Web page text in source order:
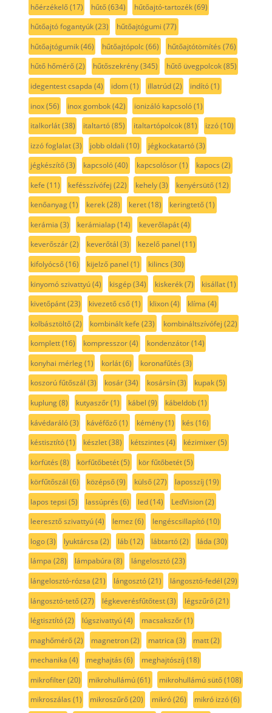
hőérzékelő(17) hűtő(634) hűtőajtó-tartozék(69)
hűtőajtó fogantyúk(23) hűtőajtógumi (77)
hűtőajtógumik(46) hűtőajtópolc(66) hűtőajtótömítés (76)
hűtő hőmérő(2) hűtőszekrény(345) hűtő üvegpolcok(85)
idegentest csapda (4) idom(1) illatrúd(2) indító(1)
inox(56) inox gombok(42) ionizáló kapcsoló(1)
italkorlát(38) italtartó(85) italtartópolcok(81) izzó(10)
izzó foglalat(3) jobb oldali (10) jégkockatartó(3)
jégkészítő(3) kapcsoló(40) kapcsolósor(1) kapocs (2)
kefe (11) kefésszívófej (22) kehely(3) kenyérsütő(12)
kenőanyag(1) kerek(28) keret(18) keringtető(1)
kerámia (3) kerámialap(14) keverőlapát(4)
keverőszár(2) keverőtál (3) kezelő panel (11)
kifolyócső(16) kijelző panel (1) kilincs (30)
kinyomó szivattyú(4) kisgép(34) kiskerék(7) kisállat(1)
kivetőpánt(23) kivezető cső(1) klixon(4) klíma (4)
kolbásztöltő(2) kombinált kefe (23) kombináltszívófej (22)
komplett(16) kompresszor(4) kondenzátor(14)
konyhai mérleg(1) korlát(6) koronafűtés (3)
koszorú fűtőszál (3) kosár(34) kosársín(3) kupak(5)
kuplung(8) kutyaszőr(1) kábel (9) kábeldob(1)
kávédaráló(3) kávéfőző(1) kémény(1) kés (16)
késtisztító(1) készlet(38) kétszintes (4) kézimixer(5)
körfütés (8) körfűtőbetét(5) kör fűtőbetét(5)
körfűtőszál (6) középső(9) külső(27) laposszíj (19)
lapos tepsi (5) lassúprés (6) led(14) LedVision(2)
leeresztő szivattyú(4) lemez (6) lengéscsillapító(10)
logo(3) lyuktárcsa (2) láb(12) lábtartó(2) láda (30)
lámpa (28) lámpabúra (8) lángelosztó(23)
lángelosztó-rózsa (21) lángosztó(21) lángosztó-fedél (29)
lángosztó-tető(27) légkeverésfűtőtest(3) légszűrő(21)
légtisztító(2) lúgszivattyú(4) macsakszőr(1)
maghőmérő(2) magnetron(2) matrica (3) matt(2)
mechanika (4) meghajtás (6) meghajtószíj (18)
mikrofilter(20) mikrohullámú(61) mikrohullámú sütő(108)
mikroszálas (1) mikroszűrő(20) mikró(26) mikró izzó(6)